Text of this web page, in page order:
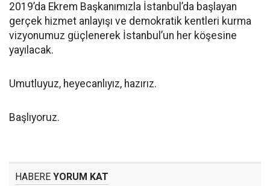
2019’da Ekrem Başkanımızla İstanbul’da başlayan
gerçek hizmet anlayışı ve demokratik kentleri kurma
vizyonumuz güçlenerek İstanbul’un her köşesine
yayılacak.
Umutluyuz, heyecanlıyız, hazırız.
Başlıyoruz.
HABERE YORUM KAT